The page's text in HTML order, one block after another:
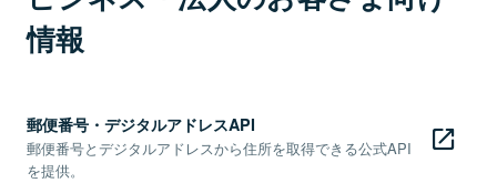
情報
郵便番号・デジタルアドレスAPI
郵便番号とデジタルアドレスから住所を取得できる公式API
を提供。